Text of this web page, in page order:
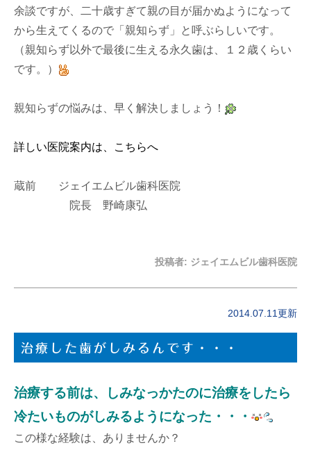
余談ですが、二十歳すぎて親の目が届かぬようになって
から生えてくるので「親知らず」と呼ぶらしいです。
（親知らず以外で最後に生える永久歯は、１２歳くらい
です。）
親知らずの悩みは、早く解決しましょう！
詳しい医院案内は、こちらへ
蔵前 ジェイエムビル歯科医院
院長 野崎康弘
投稿者: ジェイエムビル歯科医院
2014.07.11更新
治療した歯がしみるんです・・・
治療する前は、しみなっかたのに治療をしたら
冷たいものがしみるようになった・・・
この様な経験は、ありませんか？